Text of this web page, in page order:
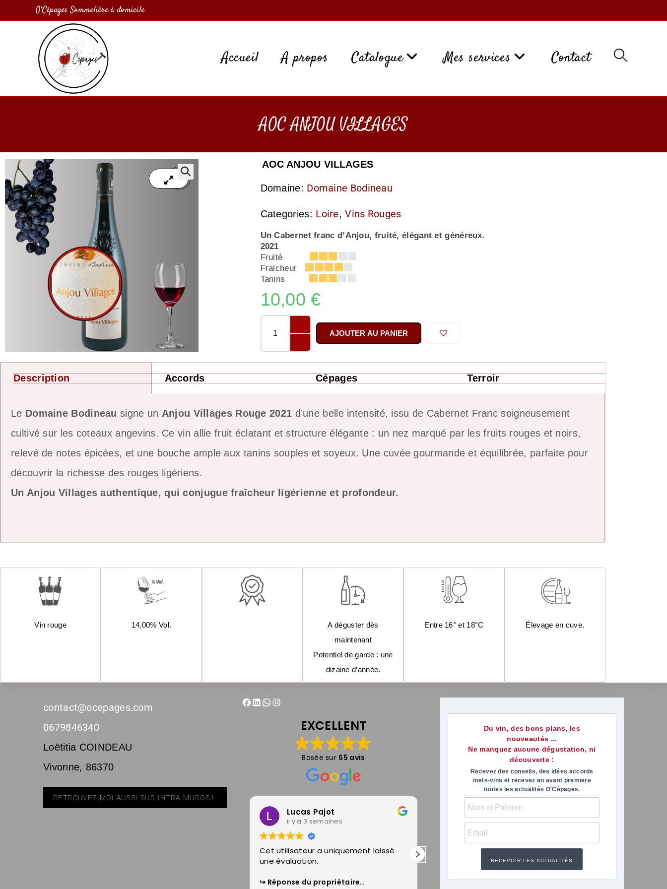
O'Cépages Sommelière à domicile
Accueil A propos Catalogue Mes services Contact
AOC ANJOU VILLAGES
AOC ANJOU VILLAGES
Domaine: Domaine Bodineau
Categories: Loire,Vins Rouges
Un Cabernet franc d’Anjou, fruité, élégant et généreux.
2021
Fruité
Fraicheur
Tanins
10,00€
AJOUTER AU PANIER
Description Accords Cépages Terroir
Le Domaine Bodineau signe un Anjou Villages Rouge 2021 d’une belle intensité, issu de Cabernet Franc soigneusement
cultivé sur les coteaux angevins. Ce vin allie fruit éclatant et structure élégante : un nez marqué par les fruits rouges et noirs,
relevé de notes épicées, et une bouche ample aux tanins souples et soyeux. Une cuvée gourmande et équilibrée, parfaite pour
découvrir la richesse des rouges ligériens.
Un Anjou Villages authentique, qui conjugue fraîcheur ligérienne et profondeur.
Vin rouge 14,00% Vol.
A déguster dès
maintenant
Potentiel de garde : une
dizaine d’année.
Entre 16° et 18°C Élevage en cuve.
contact@ocepages.com
0679846340
Loëtitia COINDEAU
Vivonne, 86370
RETROUVEZ-MOI AUSSI SUR INTRA-MUROS !
EXCELLENT
Basée sur 65 avis
Lucas Pajot
il y a 3 semaines
Cet utilisateur a uniquement laissé
une évaluation.
Réponse du propriétaire
marie-anne paris
il y a 1 mois
Un excellent moment passé avec
Loetitia qui a su nous faire partager
sa passion du vin. De belles
découvertes avec la dégustation de
Quelle
Du vin, des bons plans, les
nouveautés ...
Ne manquez aucune dégustation, ni
découverte :
Recevez des conseils, des idées accords
mets-vins et recevez en avant premiere
toutes les actualités O'Cépages.
RECEVOIR LES ACTUALITÉS